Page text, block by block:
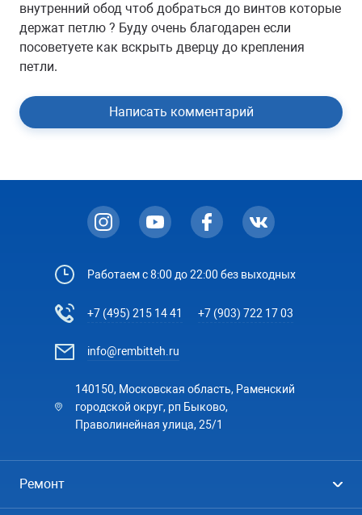
внутренний обод чтоб добраться до винтов которые
держат петлю ? Буду очень благодарен если
посоветуете как вскрыть дверцу до крепления
петли.
Написать комментарий
Работаем с 8:00 до 22:00 без выходных
+7 (495) 215 14 41 +7 (903) 722 17 03
info@rembitteh.ru
140150, Московская область, Раменский
городской округ, рп Быково,
Праволинейная улица, 25/1
Ремонт